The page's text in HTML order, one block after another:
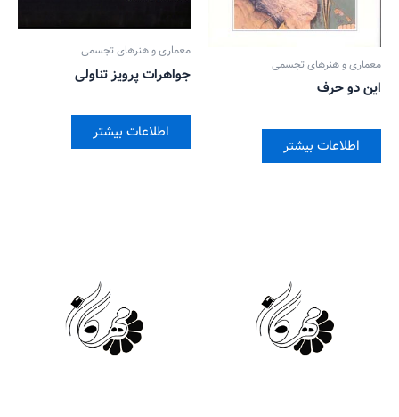
معماری و هنرهای تجسمی
این دو حرف
اطلاعات بیشتر
معماری و هنرهای تجسمی
جواهرات پرویز تناولی
اطلاعات بیشتر